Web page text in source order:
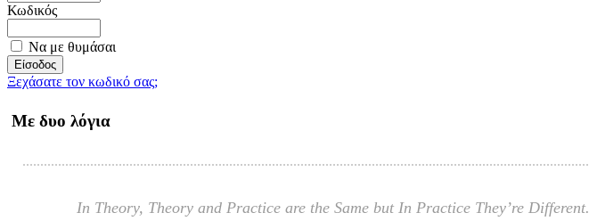
Κωδικός
Να με θυμάσαι
Ξεχάσατε τον κωδικό σας;
Με δυο λόγια
In Theory, Theory and Practice are the Same but In Practice They’re Different.